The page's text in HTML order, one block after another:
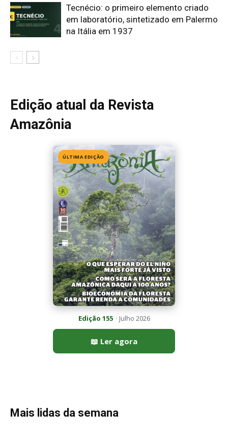
Edição 155· Julho 2026
📖 Ler agora
Mais lidas da semana
Peixe-lua emerge horizontalmente na superfície oceânica para
permitir que aves marinhas removam ectoparasitas